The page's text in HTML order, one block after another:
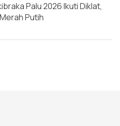
Palu 2026 Ikuti Diklat,
Putih